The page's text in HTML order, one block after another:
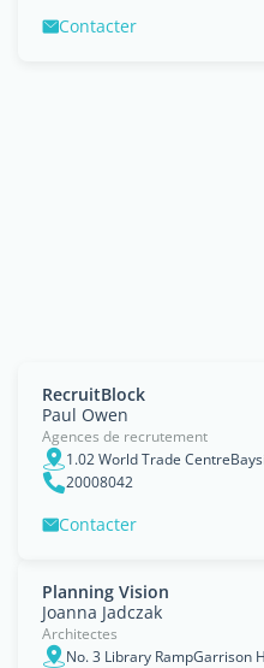
Contacter
RecruitBlock
Paul Owen
Agences de recrutement
1.02 World Trade
20008042
Contacter
Planning Vision
Joanna Jadczak
Architectes
No. 3 Library RampGarrison